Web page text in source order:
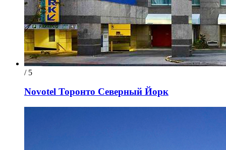
/ 5
Novotel Торонто Северный Йорк